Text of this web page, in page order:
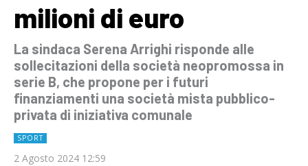
milioni di euro
La sindaca Serena Arrighi risponde alle
sollecitazioni della società neopromossa in
serie B, che propone per i futuri
finanziamenti una società mista pubblico-
privata di iniziativa comunale
SPORT
2 Agosto 2024 12:59